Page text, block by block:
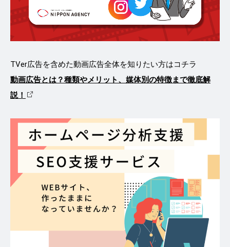
TVer広告を含めた動画広告全体を知りたい方はコチラ
動画広告とは？種類やメリット、媒体別の特徴まで徹底解
説！